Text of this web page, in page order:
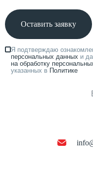
Оставить заявку
Я подтверждаю
персональных данных и
на обработку
указанных в Политике